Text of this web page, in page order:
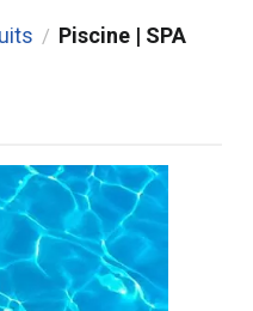
/ Piscine | SPA